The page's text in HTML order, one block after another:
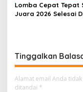
Lomba Cepat Tepat
Juara 2026 Selesai
Tinggalkan
Alamat email Anda
ditandai *